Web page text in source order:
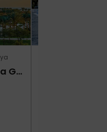
Jaz Grand Marsa (ex Resta Grand Resort)